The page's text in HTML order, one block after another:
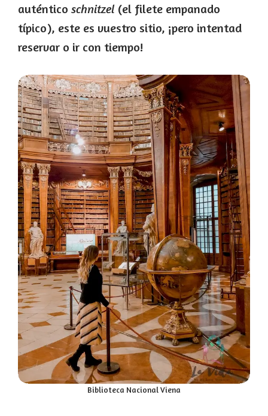
auténtico schnitzel (el filete empanado
típico), este es vuestro sitio, ¡pero intentad
reservar o ir con tiempo!
Biblioteca Nacional Viena